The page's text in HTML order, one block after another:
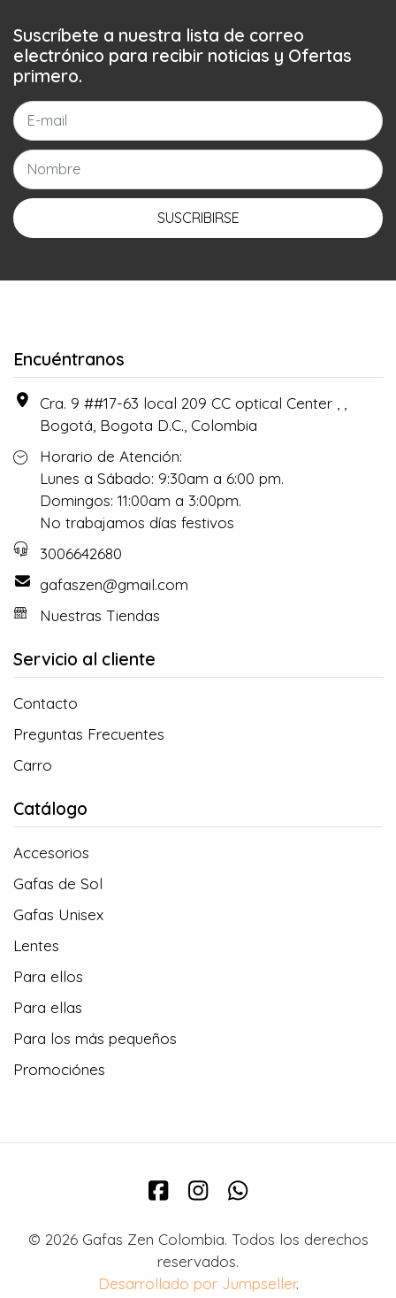
Suscríbete a nuestra lista de correo
electrónico para recibir noticias y Ofertas
primero.
SUSCRIBIRSE
Encuéntranos
Cra. 9 ##17-63 local 209 CC optical Center , ,
Bogotá, Bogota D.C., Colombia
Horario de Atención:
Lunes a Sábado: 9:30am a 6:00 pm.
Domingos: 11:00am a 3:00pm.
No trabajamos días festivos
3006642680
gafaszen@gmail.com
Nuestras Tiendas
Servicio al cliente
Contacto
Preguntas Frecuentes
Carro
Catálogo
Accesorios
Gafas de Sol
Gafas Unisex
Lentes
Para ellos
Para ellas
Para los más pequeños
Promociónes
© 2026 Gafas Zen Colombia. Todos los derechos
reservados.
Desarrollado por Jumpseller.